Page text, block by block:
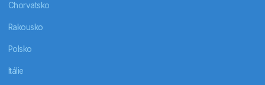
Chorvatsko
Rakousko
Polsko
Itálie